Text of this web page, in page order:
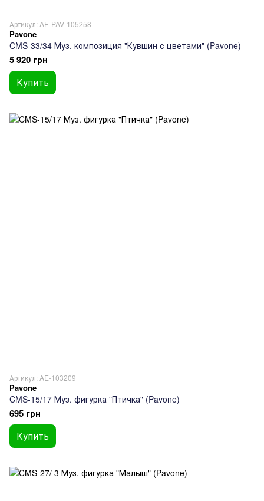
Артикул: AE-PAV-105258
Pavone
CMS-33/34 Муз. композиция "Кувшин с цветами" (Pavone)
5 920 грн
Купить
Артикул: AE-103209
Pavone
CMS-15/17 Муз. фигурка "Птичка" (Pavone)
695 грн
Купить